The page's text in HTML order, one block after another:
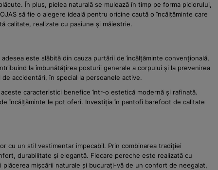
În plus, pielea naturală se mulează în timp pe forma piciorului,
să fie o alegere ideală pentru oricine caută o încălțăminte care
calitate, realizate cu pasiune și măiestrie.
este slăbită din cauza purtării de încălțăminte convențională,
la îmbunătățirea posturii generale a corpului și la prevenirea
accidentări, în special la persoanele active.
caracteristici benefice într-o estetică modernă și rafinată.
încălțăminte le pot oferi. Investiția în pantofi barefoot de calitate
cu un stil vestimentar impecabil. Prin combinarea tradiției
durabilitate și eleganță. Fiecare pereche este realizată cu
mișcării naturale și bucurați-vă de un confort de neegalat,